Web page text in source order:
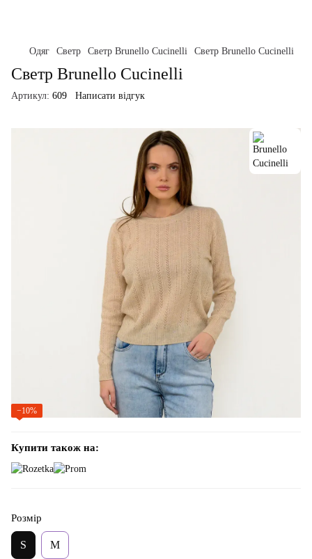
Одяг Светр Светр Brunello Cucinelli Светр Brunello Cucinelli
Светр Brunello Cucinelli
Артикул: 609 Написати відгук
−10%
Купити також на:
Розмір
S M